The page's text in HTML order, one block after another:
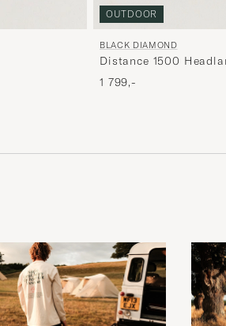
OUTDOOR
BLACK DIAMOND
Distance 1500
1 799,-